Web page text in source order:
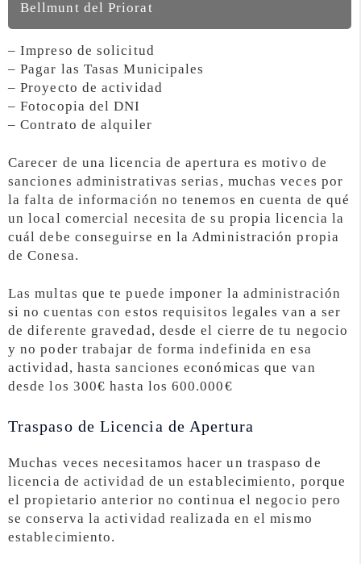
Bellmunt del Priorat
– Impreso de solicitud
– Pagar las Tasas Municipales
– Proyecto de actividad
– Fotocopia del DNI
– Contrato de alquiler
Carecer de una licencia de apertura es motivo de
sanciones administrativas serias, muchas veces por
la falta de información no tenemos en cuenta de qué
un local comercial necesita de su propia licencia la
cuál debe conseguirse en la Administración propia
de Conesa.
Las multas que te puede imponer la administración
si no cuentas con estos requisitos legales van a ser
de diferente gravedad, desde el cierre de tu negocio
y no poder trabajar de forma indefinida en esa
actividad, hasta sanciones económicas que van
desde los 300€ hasta los 600.000€
Traspaso de Licencia de Apertura
Muchas veces necesitamos hacer un traspaso de
licencia de actividad de un establecimiento, porque
el propietario anterior no continua el negocio pero
se conserva la actividad realizada en el mismo
establecimiento.